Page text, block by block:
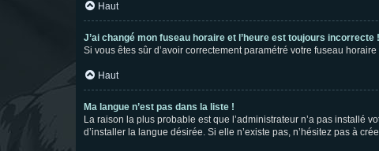
Haut
J’ai changé mon fuseau horaire et l’heure est toujours incorrecte !
Si vous êtes sûr d’avoir correctement paramétré votre fuseau
Haut
Ma langue n’est pas dans la liste !
La raison la plus probable est que l’administrateur n’a pas installé
d’installer la langue désirée. Si elle n’existe pas, n’hésitez pas à